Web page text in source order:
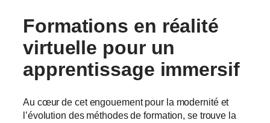
Formations en réalité
virtuelle pour un
apprentissage immersif
Au cœur de cet engouement pour la modernité et
l’évolution des méthodes de formation, se trouve la